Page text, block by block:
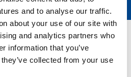
and to analyse our traffic.
about your use of our site with
and analytics partners who
information that you’ve
collected from your use
Sie sich für Agito